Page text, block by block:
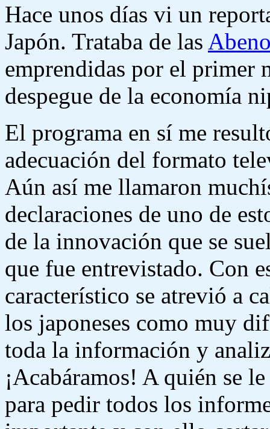
Hace unos días vi un
Japón. Trataba de las
emprendidas por el primer
despegue de la economía
El programa en sí me
adecuación del formato
Aún así me llamaron
declaraciones de uno de
de la innovación que se
que fue entrevistado. Con
característico se atrevió a
los japoneses como muy
toda la información y
¡Acabáramos! A quién se
para pedir todos los